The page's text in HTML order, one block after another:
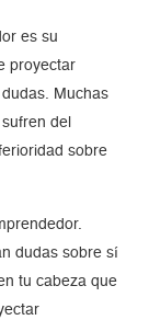
es su
proyectar
Muchas
del
sobre
dudas sobre sí
tu cabeza que